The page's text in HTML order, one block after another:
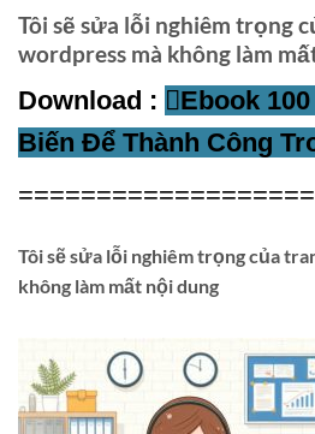
Tôi sẽ sửa lỗi nghiêm trọng
wordpress mà không làm
Download :
Ebook
Biến Để Thành Công
Tôi sẽ sửa lỗi nghiêm trọng của
không làm mất nội dung